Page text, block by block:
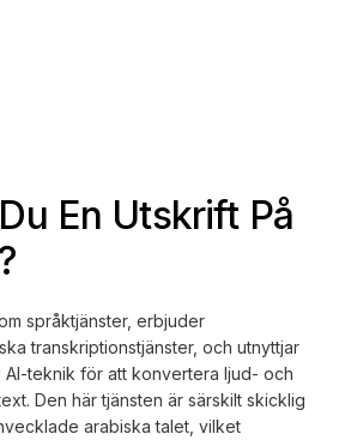
En Utskrift På
språktjänster, erbjuder
transkriptionstjänster, och utnyttjar
teknik för att konvertera ljud- och
Den här tjänsten är särskilt skicklig
arabiska talet, vilket